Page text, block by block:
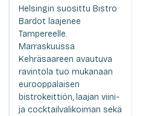
Helsingin suosittu Bistro
Bardot laajenee
Tampereelle.
Marraskuussa
Kehräsaareen avautuva
ravintola tuo mukanaan
eurooppalaisen
bistrokeittiön, laajan viini-
ja cocktailvalikoiman sekä